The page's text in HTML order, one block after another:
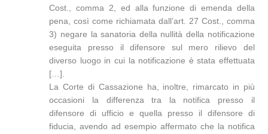
Cost., comma 2, ed alla funzione di emenda della
pena, così come richiamata dall’art. 27 Cost., comma
3) negare la sanatoria della nullità della notificazione
eseguita presso il difensore sul mero rilievo del
diverso luogo in cui la notificazione è stata effettuata
[…].
La Corte di Cassazione ha, inoltre, rimarcato in più
occasioni la differenza tra la notifica presso il
difensore di ufficio e quella presso il difensore di
fiducia, avendo ad esempio affermato che la notifica